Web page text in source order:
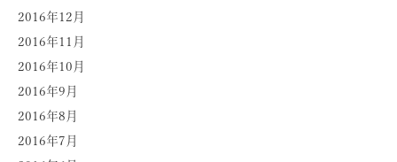
2016年12月
2016年11月
2016年10月
2016年9月
2016年8月
2016年7月